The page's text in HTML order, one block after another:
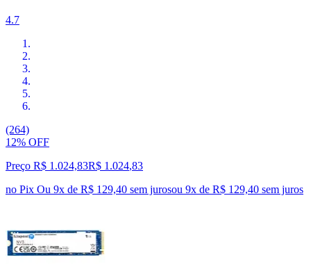
4.7
(264)
12% OFF
Preço R$ 1.024,83R$ 1.024,83
no Pix Ou 9x de R$ 129,40 sem jurosou 9x de R$ 129,40 sem juros